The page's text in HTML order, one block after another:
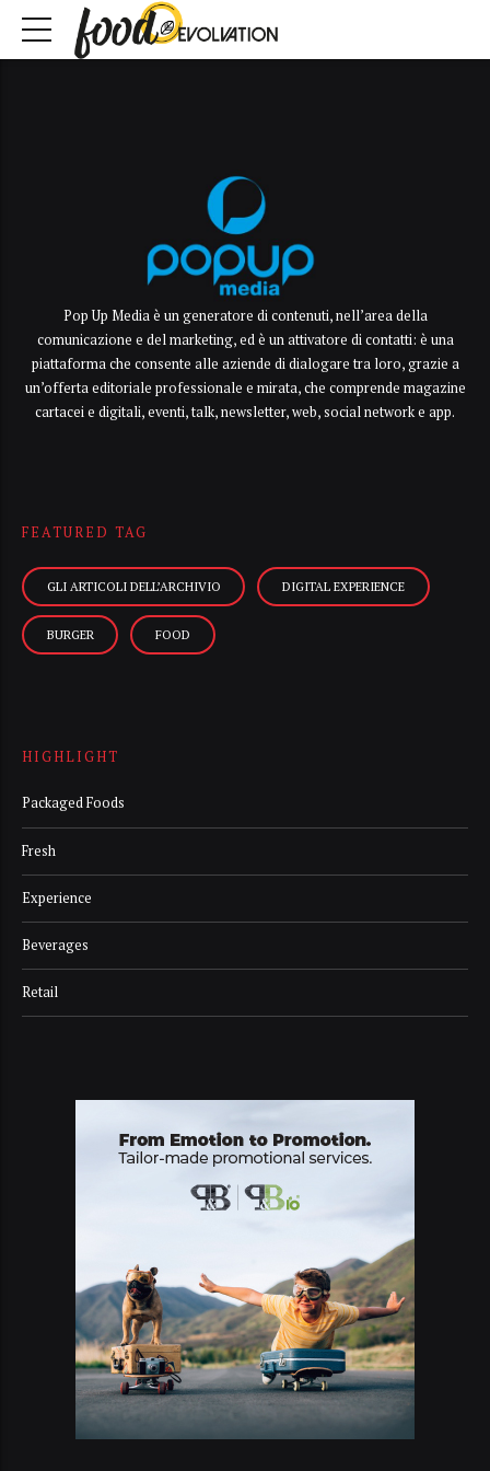
Pop Up Media è un generatore di contenuti, nell’area della
comunicazione e del marketing, ed è un attivatore di contatti: è una
piattaforma che consente alle aziende di dialogare tra loro, grazie a
un’offerta editoriale professionale e mirata, che comprende magazine
cartacei e digitali, eventi, talk, newsletter, web, social network e app.
FEATURED TAG
GLI ARTICOLI DELL’ARCHIVIO DIGITAL EXPERIENCE
BURGER FOOD
HIGHLIGHT
Packaged Foods
Fresh
Experience
Beverages
Retail